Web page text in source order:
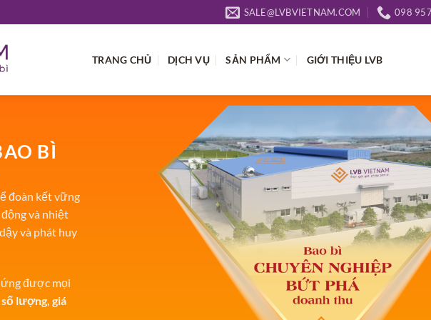
SALE@LVBVIETNAM.COM 098
TRANG CHỦ DỊCH VỤ SẢN PHẨM GIỚI THIỆU LVB
BÌ
đoàn kết vững
và nhiệt
và phát huy
ứng được mọi
lượng, giá